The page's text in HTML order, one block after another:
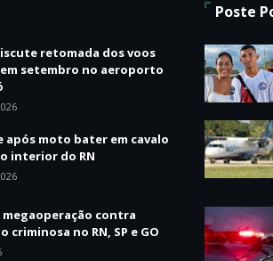
retomada dos voos
setembro no aeroporto
após moto bater em cavalo
interior do RN
megaoperação contra
criminosa no RN, SP e GO
Poste